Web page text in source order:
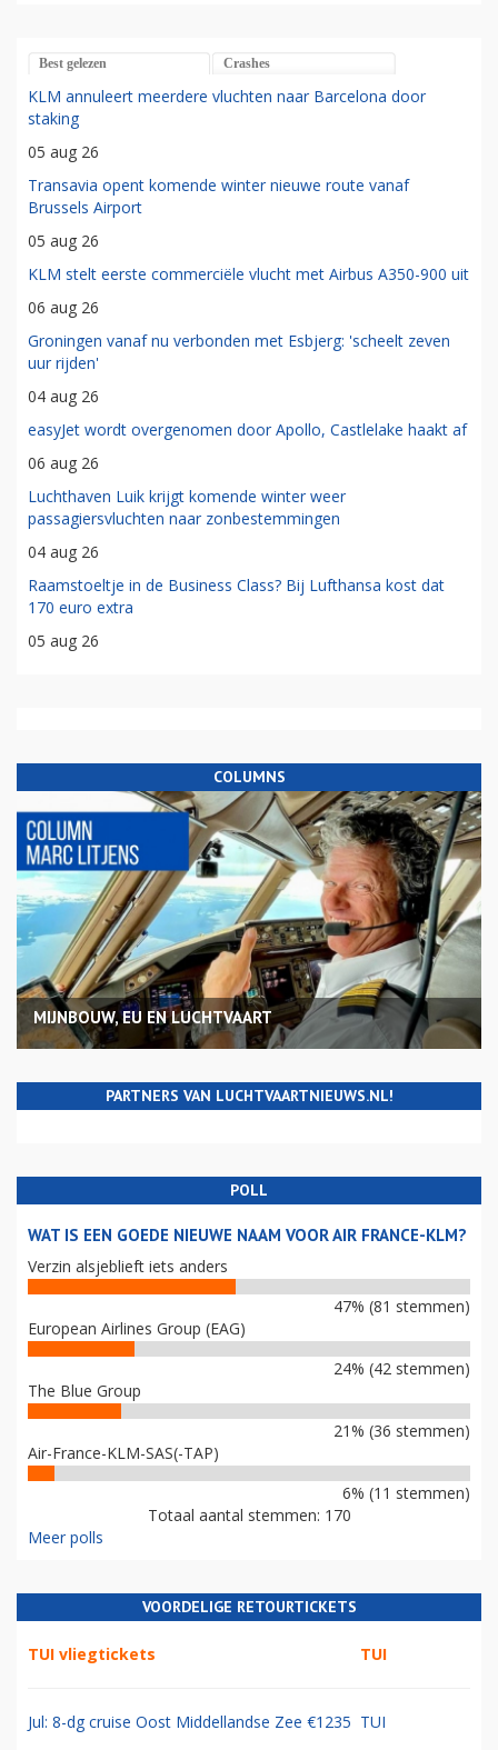
Best gelezen Crashes
KLM annuleert meerdere vluchten naar Barcelona door
staking
05 aug 26
Transavia opent komende winter nieuwe route vanaf
Brussels Airport
05 aug 26
KLM stelt eerste commerciële vlucht met Airbus A350-900 uit
06 aug 26
Groningen vanaf nu verbonden met Esbjerg: 'scheelt zeven
uur rijden'
04 aug 26
easyJet wordt overgenomen door Apollo, Castlelake haakt af
06 aug 26
Luchthaven Luik krijgt komende winter weer
passagiersvluchten naar zonbestemmingen
04 aug 26
Raamstoeltje in de Business Class? Bij Lufthansa kost dat
170 euro extra
05 aug 26
COLUMNS
MIJNBOUW, EU EN LUCHTVAART
PARTNERS VAN LUCHTVAARTNIEUWS.NL!
POLL
WAT IS EEN GOEDE NIEUWE NAAM VOOR AIR FRANCE-KLM?
Verzin alsjeblieft iets anders
47% (81 stemmen)
European Airlines Group (EAG)
24% (42 stemmen)
The Blue Group
21% (36 stemmen)
Air-France-KLM-SAS(-TAP)
6% (11 stemmen)
Totaal aantal stemmen: 170
Meer polls
VOORDELIGE RETOURTICKETS
TUI vliegtickets TUI
Jul: 8-dg cruise Oost Middellandse Zee €1235 TUI